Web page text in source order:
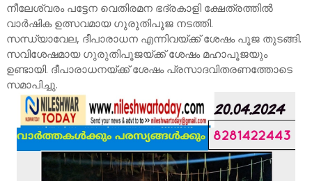
നീലേശ്വരം പട്ടേന വെതിരമന ഭദ്രകാളി ക്ഷേത്രത്തിൽ
വാർഷിക ഉത്സവമായ ഗുരുതിപൂജ നടത്തി.
സന്ധ്യാവേല, ദീപാരാധന എന്നിവയ്ക്ക് ശേഷം പൂജ തുടങ്ങി.
സവിശേഷമായ ഗുരുതിപൂജയ്ക്ക് ശേഷം മഹാപൂജയും
ഉണ്ടായി. ദീപാരാധനയ്ക്ക് ശേഷം പ്രസാദവിതരണത്തോടെ
സമാപിച്ചു.